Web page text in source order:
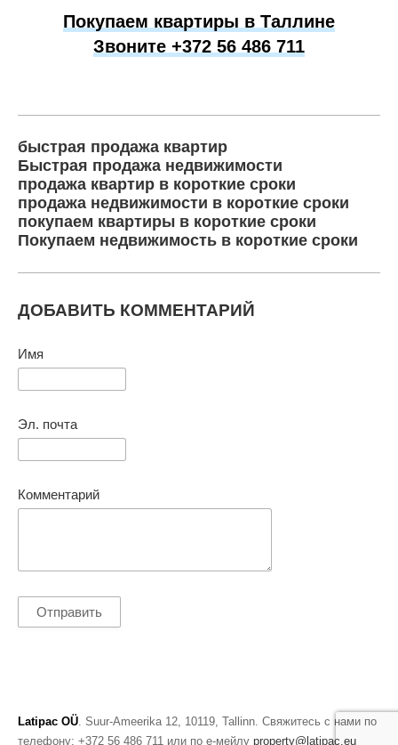
Покупаем квартиры в Таллине
Звоните +372 56 486 711
быстрая продажа квартир
Быстрая продажа недвижимости
продажа квартир в короткие сроки
продажа недвижимости в короткие сроки
покупаем квартиры в короткие сроки
Покупаем недвижимость в короткие сроки
ДОБАВИТЬ КОММЕНТАРИЙ
Имя
Эл. почта
Комментарий
Latipac OÜ. Suur-Ameerika 12, 10119, Tallinn. Свяжитесь с нами по
телефону: +372 56 486 711 или по е-мейлу property@latipac.eu